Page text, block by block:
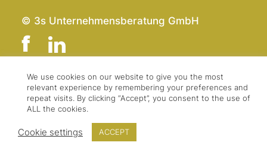
© 3s Unternehmensberatung GmbH
Team
Kontakt
Impressum
We use cookies on our website to give you the most
relevant experience by remembering your preferences and
repeat visits. By clicking “Accept”, you consent to the use of
ALL the cookies.
Cookie settings ACCEPT